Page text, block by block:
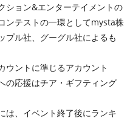
ション&エンターテイメントの
ンテストの一環としてmysta株
プル社、グーグル社によるも
ウントに準じるアカウント
の応援はチア・ギフティング
は、イベント終了後にランキ